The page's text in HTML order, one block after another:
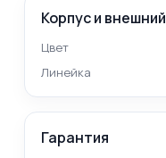
Корпус и
Цвет
Линейка
Гарантия